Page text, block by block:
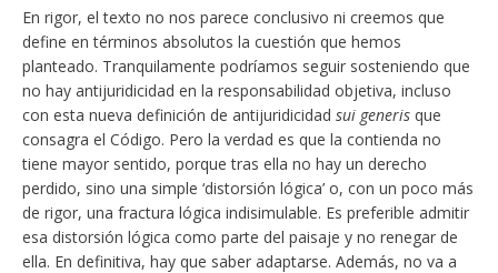
En rigor, el texto no nos parece conclusivo ni creemos que
define en términos absolutos la cuestión que hemos
planteado. Tranquilamente podríamos seguir sosteniendo que
no hay antijuridicidad en la responsabilidad objetiva, incluso
con esta nueva definición de antijuridicidad sui generis que
consagra el Código. Pero la verdad es que la contienda no
tiene mayor sentido, porque tras ella no hay un derecho
perdido, sino una simple ‘distorsión lógica’ o, con un poco más
de rigor, una fractura lógica indisimulable. Es preferible admitir
esa distorsión lógica como parte del paisaje y no renegar de
ella. En definitiva, hay que saber adaptarse. Además, no va a